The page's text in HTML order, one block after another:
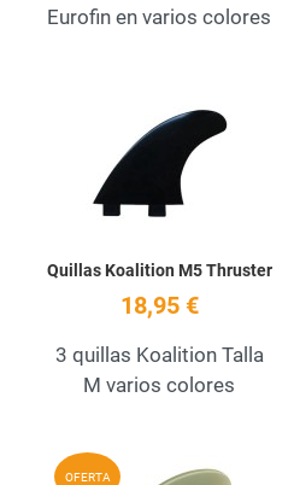
Eurofin en varios colores
Quillas Koalition M5 Thruster
18,95 €
3 quillas Koalition Talla
M varios colores
Add to Wishlist
OFERTA